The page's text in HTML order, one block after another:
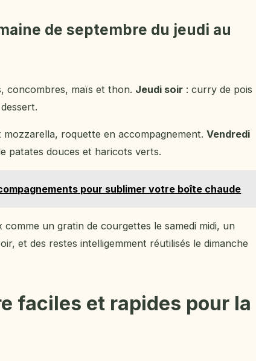
de septembre du jeudi au
concombres, maïs et thon. Jeudi soir : curry de pois
roquette en accompagnement. Vendredi
patates douces et haricots verts.
pour sublimer votre boîte chaude
un gratin de courgettes le samedi midi, un
et des restes intelligemment réutilisés le dimanche
faciles et rapides pour la